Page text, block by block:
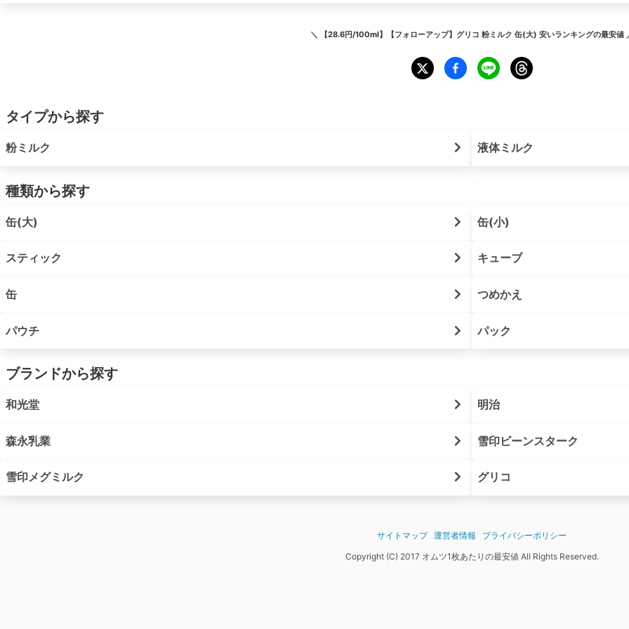
＼ 【28.6円/100ml】【フォローアップ】グリコ 粉ミルク 缶(大) 安いランキングの最安値
タイプから探す
粉ミルク 液体ミルク
種類から探す
缶(大) 缶(小)
スティック キューブ
缶 つめかえ
パウチ パック
ブランドから探す
和光堂 明治
森永乳業 雪印ビーンスターク
雪印メグミルク グリコ
サイトマップ 運営者情報
プライバシーポリシー
Copyright (C) 2017 オムツ1枚あたりの最安値 All Rights Reserved.